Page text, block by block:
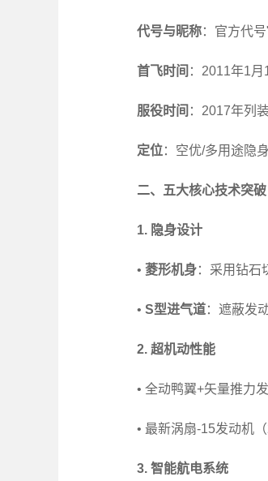
代号与昵称：官方代
首飞时间 ：2011年1月
服役时间 ：2017年列
定位：空优/多用途隐
二、五大核心技术突破
1. 隐身设计
• 菱形机身：采用钻石
• S型进气道：遮蔽发
2. 超机动性能
• 全动鸭翼+矢量推力
• 最新涡扇-15发动机
3. 智能航电系统